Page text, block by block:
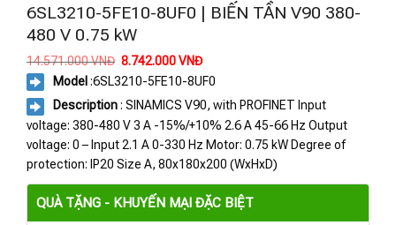
6SL3210-5FE10-8UF0 | BIẾN TẦN V90 380-
480 V 0.75 kW
14.571.000VNĐ Giá
là:
14.571.000 VNĐ.
8.742.000VNĐGiá
tại
là:
8.742.000 VNĐ.
Model :6SL3210-5FE10-8UF0
Description: SINAMICS V90, with PROFINET Input
voltage: 380-480 V 3 A -15%/+10% 2.6 A 45-66 Hz Output
voltage: 0 – Input 2.1 A 0-330 Hz Motor: 0.75 kW Degree of
protection: IP20 Size A, 80x180x200 (WxHxD)
QUÀ TẶNG - KHUYẾN MẠI ĐẶC BIỆT